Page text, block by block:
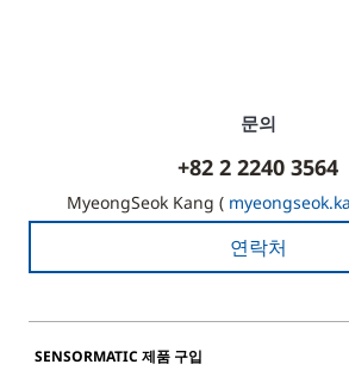
문의
+82 2 2240 3564
MyeongSeok Kang (
연락처
SENSORMATIC 제품 구입